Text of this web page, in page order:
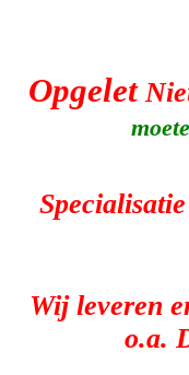
Opgelet
Wij leveren
o.a.